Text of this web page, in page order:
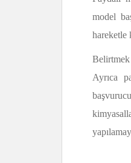
model
hareketle
Ayrıca